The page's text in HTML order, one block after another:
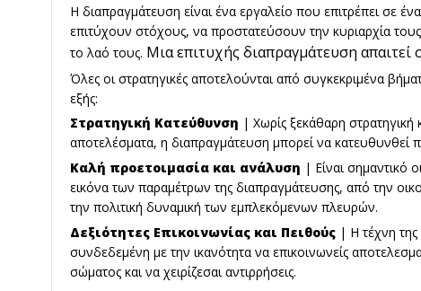
Η διαπραγμάτευση είναι ένα εργαλείο που επιτρέπει σε
επιτύχουν στόχους, να προστατεύσουν την κυριαρχία
το λαό τους. Μια επιτυχής διαπραγμάτευση απαιτεί
Όλες οι στρατηγικές αποτελούνται από συγκεκριμένα
εξής:
Στρατηγική Κατεύθυνση | Χωρίς ξεκάθαρη στρατηγική
αποτελέσματα, η διαπραγμάτευση μπορεί να
Καλή προετοιμασία και ανάλυση | Είναι σημαντικό
εικόνα των παραμέτρων της διαπραγμάτευσης, από την
την πολιτική δυναμική των εμπλεκόμενων πλευρών.
Δεξιότητες Επικοινωνίας και Πειθούς | Η τέχνη της
συνδεδεμένη με την ικανότητα να επικοινωνείς
σώματος και να χειρίζεσαι αντιρρήσεις.